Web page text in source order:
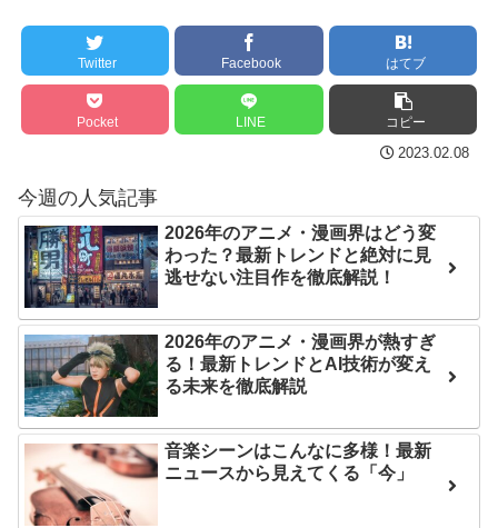
今後の対応は「法的専門家
への相談を行いながら」3市
が関与否定
クレバテスⅡ-魔獣の王と
想：敵を探すよりトアの書
を餌に誘き出す作戦！
【画像】発達障害の子ど
もはこの絵の意味がすぐに
分からないらしい
日本が北朝鮮に辛勝し二
次予選3連勝も、海外ファン
は采配に辛辣「おそろしい
内容の後半」「今日の森保
はチキン」
七ツ森りり ご令嬢と召使
が「なぜ負けたのか？」ソ
ン・フンミン先発落ちは
すまん熊本やがコンビニ
代」に突入！アトラクショ
ンパスがどれもこれも1500
円の課金チケに
海外「日本よ、お前がナ
ンバーワンだ」 熊本地震直
後の日本の対応のスピード
【第7話予告】水10ドラ
マ『ラムネモンキー』 トレ
Twitter Facebook はてブ
Pocket LINE コピー
2023.02.08
今週の人気記事
2026年のアニメ・漫画界はどう変
わった？最新トレンドと絶対に見
逃せない注目作を徹底解説！
2026年のアニメ・漫画界が熱すぎ
る！最新トレンドとAI技術が変え
る未来を徹底解説
音楽シーンはこんなに多様！最新
ニュースから見えてくる「今」